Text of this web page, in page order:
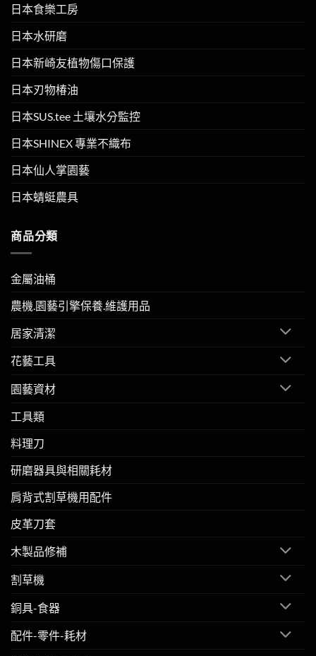
日本食樂工房
日本水研磨
日本新崎友植物傷口保護
日本刃物椿油
日本SUS.tee 土壤水分監控
日本SHINEX 專業不織布
日本仙人掌園藝
日本蜻蜓農具
商品分類
金屬油桶
農機.園藝引擎保養.維護用品
居家清潔
花藝工具
園藝資材
工具類
料理刀
研磨器具與相關耗材
肩背式割草機用配件
皮革刀套
木製品修補
割草機
銅具-食器
配件-零件-耗材